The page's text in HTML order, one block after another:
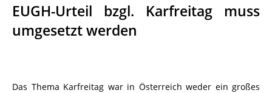
EUGH-Urteil bzgl. Karfreitag muss
umgesetzt werden
Das Thema Karfreitag war in Österreich weder ein großes